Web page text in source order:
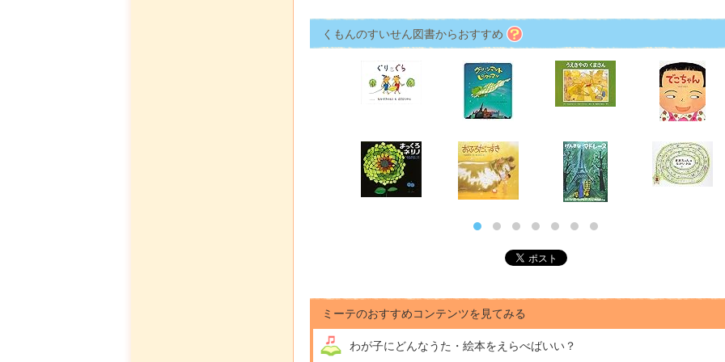
くもんのすいせん図書からおすすめ
ミーテのおすすめコンテンツを見てみる
わが子にどんなうた・絵本をえらべばいい？